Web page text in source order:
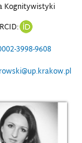
Kognitywistyki
3998-9608